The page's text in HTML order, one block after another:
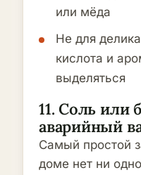
или мёда
Не для
кислота и
выделяться
11. Соль или
аварийный
Самый простой
доме нет ни